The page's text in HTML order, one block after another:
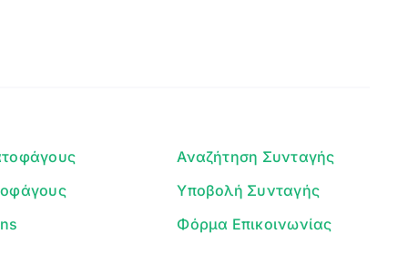
Αναζήτηση Συνταγής
Υποβολή Συνταγής
Φόρμα Επικοινωνίας